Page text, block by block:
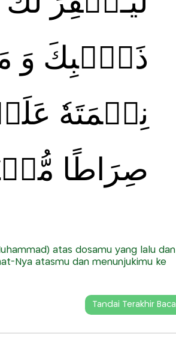
ذَنۡۢبِكَ وَ مَا
نِعۡمَتَهٗ
صِرَاطًا
atas dosamu yang lalu dan
Nya atasmu dan menunjukimu ke
Tandai Terakhir Baca